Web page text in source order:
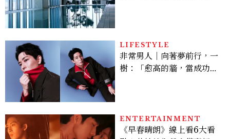
LIFESTYLE
非常男人｜向著夢前行，一
樹：「愈高的牆，當成功爬
ENTERTAINMENT
《早春晴朗》線上看6大看